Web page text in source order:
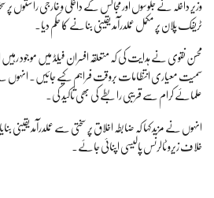
وزیر داخلہ نے جلوسوں اور مجالس کے داخلی و خارجی راستوں
ٹریفک پلان پر مکمل عملدرآمد یقینی بنانے کا حکم دیا۔
محسن نقوی نے ہدایت کی کہ متعلقہ افسران فیلڈ میں موجود
سمیت معیاری انتظامات بروقت فراہم کیے جائیں۔ انہوں
علمائے کرام سے قریبی رابطے کی بھی تاکید کی۔
انہوں نے مزید کہا کہ ضابطہ اخلاق پر سختی سے عملدرآمد یقینی
خلاف زیرو ٹالرنس پالیسی اپنائی جائے۔